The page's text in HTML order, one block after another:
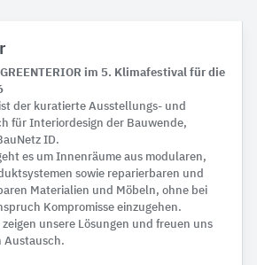
im 5. Klimafestival für die
ist der kuratierte Ausstellungs- und
für Interiordesign der Bauwende,
ID.
es um Innenräume aus modularen,
sowie reparierbaren und
Materialien und Möbeln, ohne bei
Kompromisse einzugehen.
unsere Lösungen und freuen uns
Austausch.